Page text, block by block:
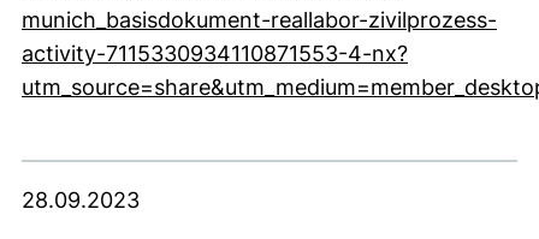
munich_basisdokument-reallabor-zivilprozess-
activity-7115330934110871553-4-nx?
28.09.2023